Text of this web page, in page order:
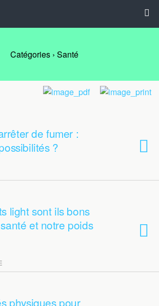
Catégories › Santé
de fumer :
?
light sont ils bons
et notre poids
physiques pour